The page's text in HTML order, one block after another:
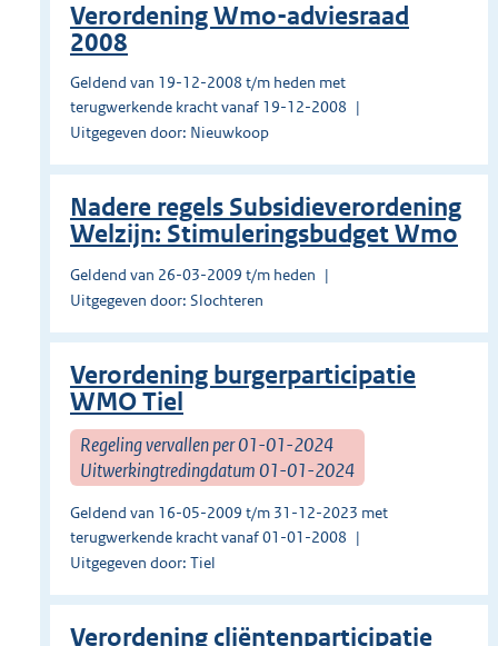
Verordening Wmo-adviesraad
2008
Geldend van 19-12-2008 t/m heden met
terugwerkende kracht vanaf 19-12-2008
Uitgegeven door: Nieuwkoop
Nadere regels Subsidieverordening
Welzijn: Stimuleringsbudget Wmo
Geldend van 26-03-2009 t/m heden
Uitgegeven door: Slochteren
Verordening burgerparticipatie
WMO Tiel
Regeling vervallen per 01-01-2024
Uitwerkingtredingdatum 01-01-2024
Geldend van 16-05-2009 t/m 31-12-2023 met
terugwerkende kracht vanaf 01-01-2008
Uitgegeven door: Tiel
Verordening cliëntenparticipatie